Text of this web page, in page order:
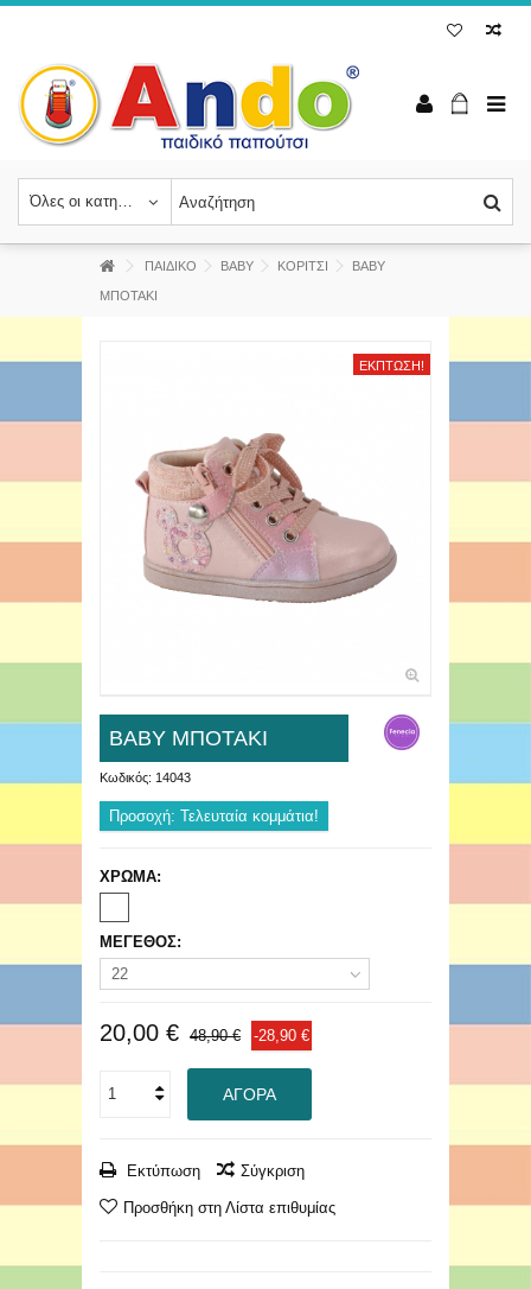
Όλες οι κατηγορίες
ΠΑΙΔΙΚΟ BABY ΚΟΡΙΤΣΙ ΒΑΒΥ
ΜΠΟΤΑΚΙ
ΈΚΠΤΩΣΗ!
ΒΑΒΥ ΜΠΟΤΑΚΙ
Κωδικός: 14043
Προσοχή: Τελευταία κομμάτια!
ΧΡΩΜΑ:
ΜΕΓΕΘΟΣ:
22
20,00 € 48,90 € -28,90 €
ΑΓΟΡΆ
Εκτύπωση Σύγκριση
Προσθήκη στη Λίστα επιθυμίας